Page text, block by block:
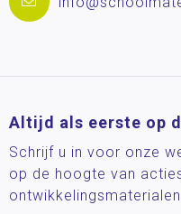
Altijd als eerste op
Schrijf u in voor onze
op de hoogte van